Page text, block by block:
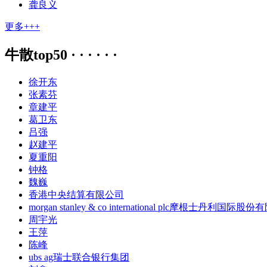
龚良义
更多+++
牛散top50 · · · · · ·
徐开东
张素芬
章建平
葛卫东
吕强
赵建平
夏重阳
钟格
魏巍
香港中央结算有限公司
morgan stanley & co international plc摩根士丹利国际股份有
周宇光
王萍
陈峰
ubs ag瑞士联合银行集团